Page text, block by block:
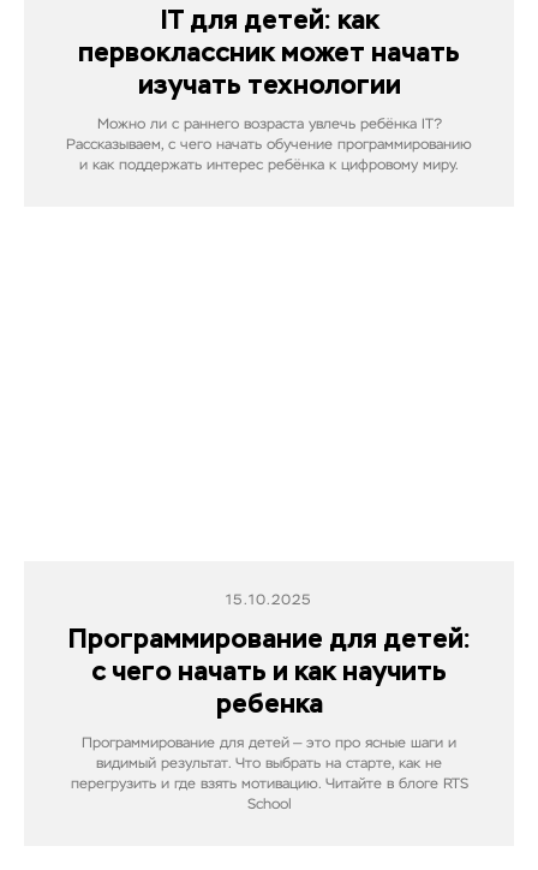
IT для детей: как
первоклассник может начать
изучать технологии
Можно ли с раннего возраста увлечь ребёнка IT?
Рассказываем, с чего начать обучение программированию
и как поддержать интерес ребёнка к цифровому миру.
15.10.2025
Программирование для детей:
с чего начать и как научить
ребенка
Программирование для детей — это про ясные шаги и
видимый результат. Что выбрать на старте, как не
перегрузить и где взять мотивацию. Читайте в блоге RTS
School